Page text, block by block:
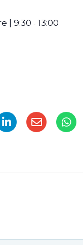
| 9:30 - 13:00